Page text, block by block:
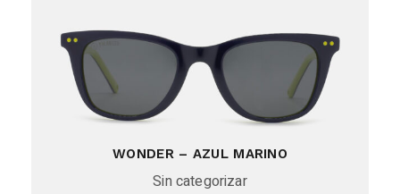
WONDER – AZUL MARINO
Sin categorizar